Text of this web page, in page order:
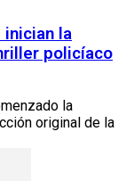
inician la
policíaco
la
original de la